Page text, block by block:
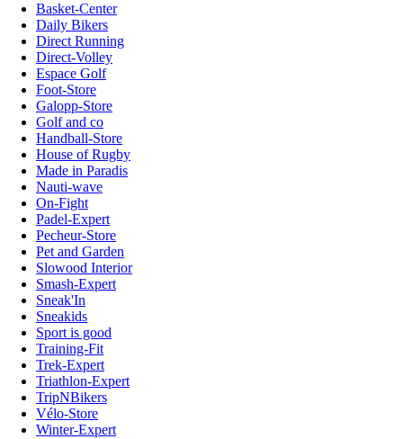
Basket-Center
Daily Bikers
Direct Running
Direct-Volley
Espace Golf
Foot-Store
Galopp-Store
Golf and co
Handball-Store
House of Rugby
Made in Paradis
Nauti-wave
On-Fight
Padel-Expert
Pecheur-Store
Pet and Garden
Slowood Interior
Smash-Expert
Sneak'In
Sneakids
Sport is good
Training-Fit
Trek-Expert
Triathlon-Expert
TripNBikers
Vélo-Store
Winter-Expert